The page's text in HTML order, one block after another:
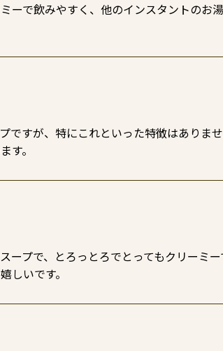
ーで飲みやすく、他のインスタントのお
ですが、特にこれといった特徴はありま
す。
ープで、とろっとろでとってもクリーミー
しいです。